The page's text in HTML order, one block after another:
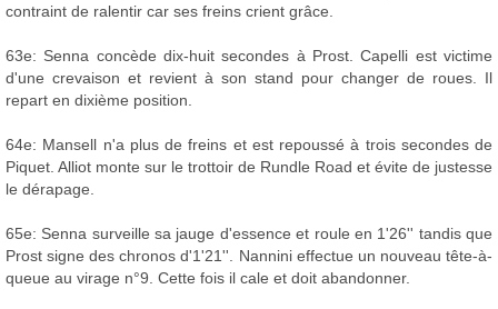
contraint de ralentir car ses freins crient grâce.
63e: Senna concède dix-huit secondes à Prost. Capelli est victime
d'une crevaison et revient à son stand pour changer de roues. Il
repart en dixième position.
64e: Mansell n'a plus de freins et est repoussé à trois secondes de
Piquet. Alliot monte sur le trottoir de Rundle Road et évite de justesse
le dérapage.
65e: Senna surveille sa jauge d'essence et roule en 1'26'' tandis que
Prost signe des chronos d'1'21''. Nannini effectue un nouveau tête-à-
queue au virage n°9. Cette fois il cale et doit abandonner.